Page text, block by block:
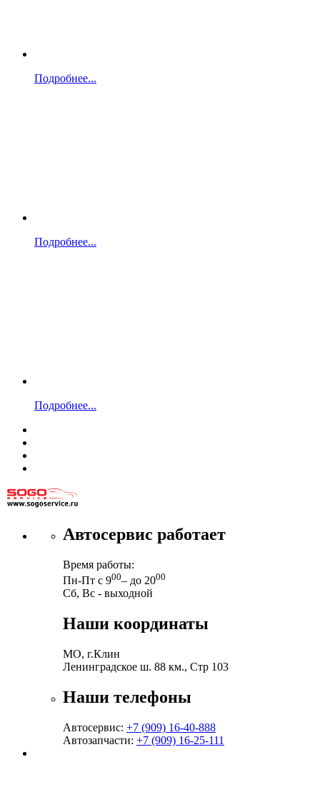
Подробнее...
Подробнее...
Подробнее...
Автосервис работает
Время работы:
Пн-Пт с 900– до 2000
Сб, Вс - выходной
Наши координаты
МО, г.Клин
Ленинградское ш. 88 км., Стр 103
Наши телефоны
Автосервис: +7 (909) 16-40-888
Автозапчасти: +7 (909) 16-25-111